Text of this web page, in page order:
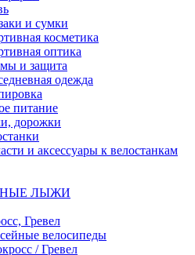
и сумки
косметика
оптика
и защита
одежда
питание
дорожки
и аксессуары к велостанкам
ЛЫЖИ
Гревел
велосипеды
/ Гревел